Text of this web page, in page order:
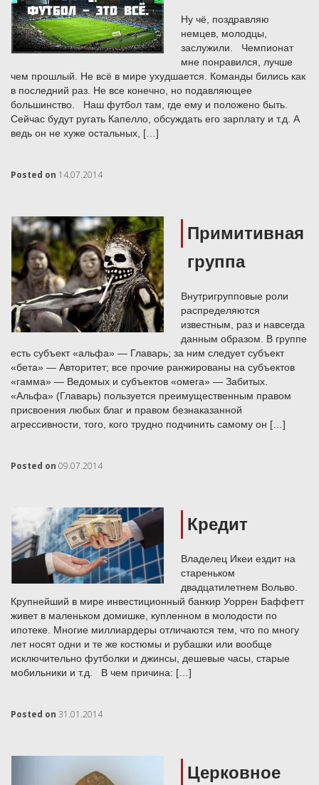
Ну чё, поздравляю
немцев, молодцы,
заслужили. Чемпионат
мне понравился, лучше
чем прошлый. Не всё в мире ухудшается. Команды бились как
в последний раз. Не все конечно, но подавляющее
большинство. Наш футбол там, где ему и положено быть.
Сейчас будут ругать Капелло, обсуждать его зарплату и т.д. А
ведь он не хуже остальных, […]
Posted on 14.07.2014
Примитивная
группа
Внутригрупповые роли
распределяются
известным, раз и навсегда
данным образом. В группе
есть субъект «альфа» — Главарь; за ним следует субъект
«бета» — Авторитет; все прочие ранжированы на субъектов
«гамма» — Ведомых и субъектов «омега» — Забитых.
«Альфа» (Главарь) пользуется преимущественным правом
присвоения любых благ и правом безнаказанной
агрессивности, того, кого трудно подчинить самому он […]
Posted on 09.07.2014
Кредит
Владелец Икеи ездит на
стареньком
двадцатилетнем Вольво.
Крупнейший в мире инвестиционный банкир Уоррен Баффетт
живет в маленьком домишке, купленном в молодости по
ипотеке. Многие миллиардеры отличаются тем, что по многу
лет носят одни и те же костюмы и рубашки или вообще
исключительно футболки и джинсы, дешевые часы, старые
мобильники и т.д. В чем причина: […]
Posted on 31.01.2014
Церковное